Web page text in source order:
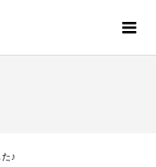
♪